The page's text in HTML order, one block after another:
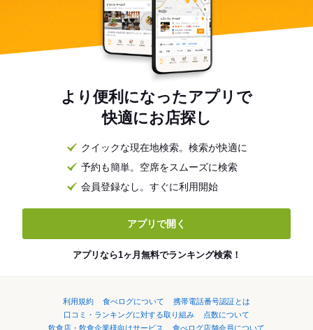
より便利になったアプリで
快適にお店探し
クイックな現在地検索。検索が快適に
予約も簡単。空席をスムーズに検索
会員登録なし。すぐに利用開始
アプリで開く
アプリなら1ヶ月無料でランキング検索！
利用規約 食べログについて
携帯電話番号認証とは
口コミ・ランキングに対する取り組み
点数について
飲食店・飲食企業様向けサービス
食べログ店舗会員について